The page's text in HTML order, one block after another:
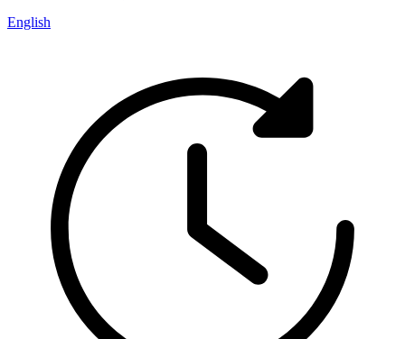
English